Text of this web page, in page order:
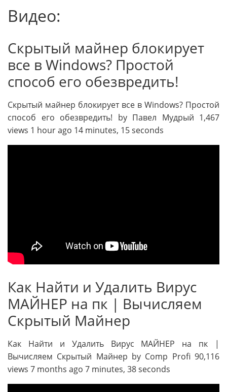
Видео:
Скрытый майнер блокирует
все в Windows? Простой
способ его обезвредить!
Скрытый майнер блокирует все в Windows? Простой
способ его обезвредить! by Павел Мудрый 1,467
views 1 hour ago 14 minutes, 15 seconds
Как Найти и Удалить Вирус
МАЙНЕР на пк | Вычисляем
Скрытый Майнер
Как Найти и Удалить Вирус МАЙНЕР на пк |
Вычисляем Скрытый Майнер by Comp Profi 90,116
views 7 months ago 7 minutes, 38 seconds